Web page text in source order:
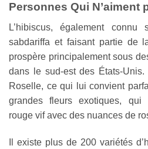
Personnes Qui N’aiment
L’hibiscus, également
sabdariffa et faisant partie de
prospère principalement sous
dans le sud-est des États-
Roselle, ce qui lui convient
grandes fleurs exotiques, qui
rouge vif avec des nuances de
Il existe plus de 200 variétés